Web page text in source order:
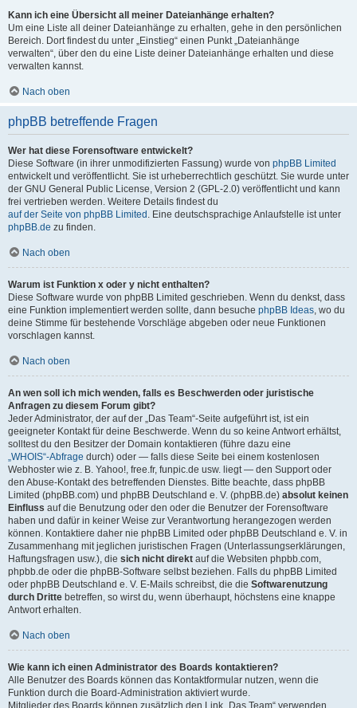
Kann ich eine Übersicht all meiner Dateianhänge erhalten?
Um eine Liste all deiner Dateianhänge zu erhalten, gehe in den persönlichen
Bereich. Dort findest du unter „Einstieg“ einen Punkt „Dateianhänge
verwalten“, über den du eine Liste deiner Dateianhänge erhalten und diese
verwalten kannst.
Nach oben
phpBB betreffende Fragen
Wer hat diese Forensoftware entwickelt?
Diese Software (in ihrer unmodifizierten Fassung) wurde von phpBB Limited
entwickelt und veröffentlicht. Sie ist urheberrechtlich geschützt. Sie wurde unter
der GNU General Public License, Version 2 (GPL-2.0) veröffentlicht und kann
frei vertrieben werden. Weitere Details findest du
auf der Seite von phpBB Limited . Eine deutschsprachige Anlaufstelle ist unter
phpBB.de zu finden.
Nach oben
Warum ist Funktion x oder y nicht enthalten?
Diese Software wurde von phpBB Limited geschrieben. Wenn du denkst, dass
eine Funktion implementiert werden sollte, dann besuche phpBB Ideas, wo du
deine Stimme für bestehende Vorschläge abgeben oder neue Funktionen
vorschlagen kannst.
Nach oben
An wen soll ich mich wenden, falls es Beschwerden oder juristische
Anfragen zu diesem Forum gibt?
Jeder Administrator, der auf der „Das Team“-Seite aufgeführt ist, ist ein
geeigneter Kontakt für deine Beschwerde. Wenn du so keine Antwort erhältst,
solltest du den Besitzer der Domain kontaktieren (führe dazu eine
„WHOIS“-Abfrage durch) oder — falls diese Seite bei einem kostenlosen
Webhoster wie z. B. Yahoo!, free.fr, funpic.de usw. liegt — den Support oder
den Abuse-Kontakt des betreffenden Dienstes. Bitte beachte, dass phpBB
Limited (phpBB.com) und phpBB Deutschland e. V. (phpBB.de) absolut keinen
Einfluss auf die Benutzung oder den oder die Benutzer der Forensoftware
haben und dafür in keiner Weise zur Verantwortung herangezogen werden
können. Kontaktiere daher nie phpBB Limited oder phpBB Deutschland e. V. in
Zusammenhang mit jeglichen juristischen Fragen (Unterlassungserklärungen,
Haftungsfragen usw.), die sich nicht direkt auf die Websiten phpbb.com,
phpbb.de oder die phpBB-Software selbst beziehen. Falls du phpBB Limited
oder phpBB Deutschland e. V. E-Mails schreibst, die die Softwarenutzung
durch Dritte betreffen, so wirst du, wenn überhaupt, höchstens eine knappe
Antwort erhalten.
Nach oben
Wie kann ich einen Administrator des Boards kontaktieren?
Alle Benutzer des Boards können das Kontaktformular nutzen, wenn die
Funktion durch die Board-Administration aktiviert wurde.
Mitglieder des Boards können zusätzlich den Link „Das Team“ verwenden.